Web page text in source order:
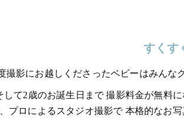
すくす
撮影にお越しくださったベビーはみんな
して2歳のお誕生日まで 撮影料金が無料
プロによるスタジオ撮影で 本格的なお写